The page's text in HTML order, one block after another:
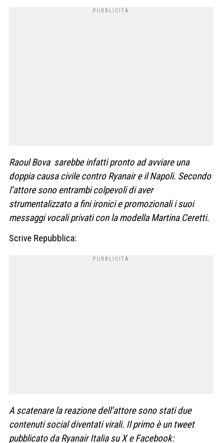
Raoul Bova sarebbe infatti pronto ad avviare una
doppia causa civile contro Ryanair e il Napoli. Secondo
l’attore sono entrambi colpevoli di aver
strumentalizzato a fini ironici e promozionali i suoi
messaggi vocali privati con la modella Martina Ceretti.
Scrive Repubblica:
A scatenare la reazione dell’attore sono stati due
contenuti social diventati virali. Il primo è un tweet
pubblicato da Ryanair Italia su X e Facebook: